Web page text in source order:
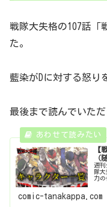
戦隊大失格の107話「
た。
藍染がDに対する怒り
最後まで読んでいた
【
（
週刊
隊
力
comic-tanakappa.com